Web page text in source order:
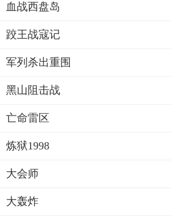
血战西盘岛
跤王战寇记
军列杀出重围
黑山阻击战
亡命雷区
炼狱1998
大会师
大轰炸